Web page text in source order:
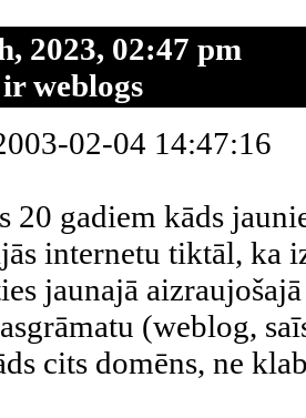
2023, 02:47 pm
weblogs
02-04 14:47:16
20 gadiem kāds
internetu tiktāl, ka
jaunajā
(weblog,
cits domēns, ne